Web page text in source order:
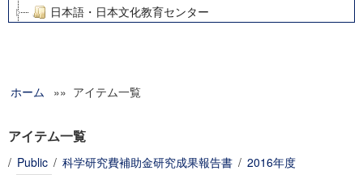
日本語・日本文化教育センター
グローバルリサーチインスティテュート
科学研究費補助金研究成果報告書
慶應義塾大学グローバルCOEプログラム市民社会ガバナンス
ホーム »» アイテム一覧
アイテム一覧
/ Public / 科学研究費補助金研究成果報告書 / 2016年度